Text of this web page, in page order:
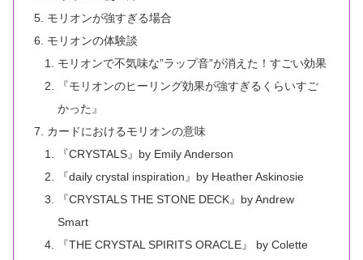
モリオンが強すぎる場合
モリオンの体験談
モリオンで不気味な”ラップ音”が消えた！すごい効果
『モリオンのヒーリング効果が強すぎるくらいすご
かった』
カードにおけるモリオンの意味
『CRYSTALS』by Emily Anderson
『daily crystal inspiration』by Heather Askinosie
『CRYSTALS THE STONE DECK』by Andrew
Smart
『THE CRYSTAL SPIRITS ORACLE』 by Colette